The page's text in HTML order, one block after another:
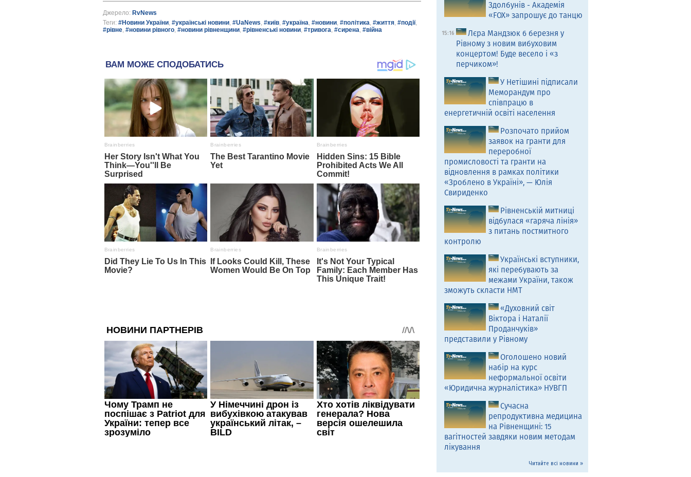
Джерело: RvNews
Теги: #Новини України, #українські новини, #UaNews, #київ, #україна, #новини, #політика, #життя, #події,
#рівне, #новини рівного, #новини рівненщини, #рівненські новини, #тривога, #сирена, #війна
Здолбунів - Академія
«FOX» запрошує до танцю
15:16
Лєра Мандзюк 6 березня у
Рівному з новим вибуховим
концертом! Буде весело і «з
перчиком»!
У Нетішині підписали
Меморандум про
співпрацю в
енергетичній освіті населення
Розпочато прийом
заявок на гранти для
переробної
промисловості та гранти на
відновлення в рамках політики
«Зроблено в Україні», — Юлія
Свириденко
Рівненській митниці
відбулася «гаряча лінія»
з питань постмитного
контролю
Українські вступники,
які перебувають за
межами України, також
зможуть скласти НМТ
«Духовний світ
Віктора і Наталії
Проданчуків»
представили у Рівному
Оголошено новий
набір на курс
неформальної освіти
«Юридична журналістика» НУВГП
Сучасна
репродуктивна медицина
на Рівненщині: 15
вагітностей завдяки новим методам
лікування
Читайте всі новини »